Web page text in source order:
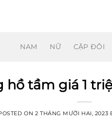
NAM NỮ CẶP ĐÔI
hồ tầm giá 1
ON 2 THÁNG MƯỜI HAI, 2023